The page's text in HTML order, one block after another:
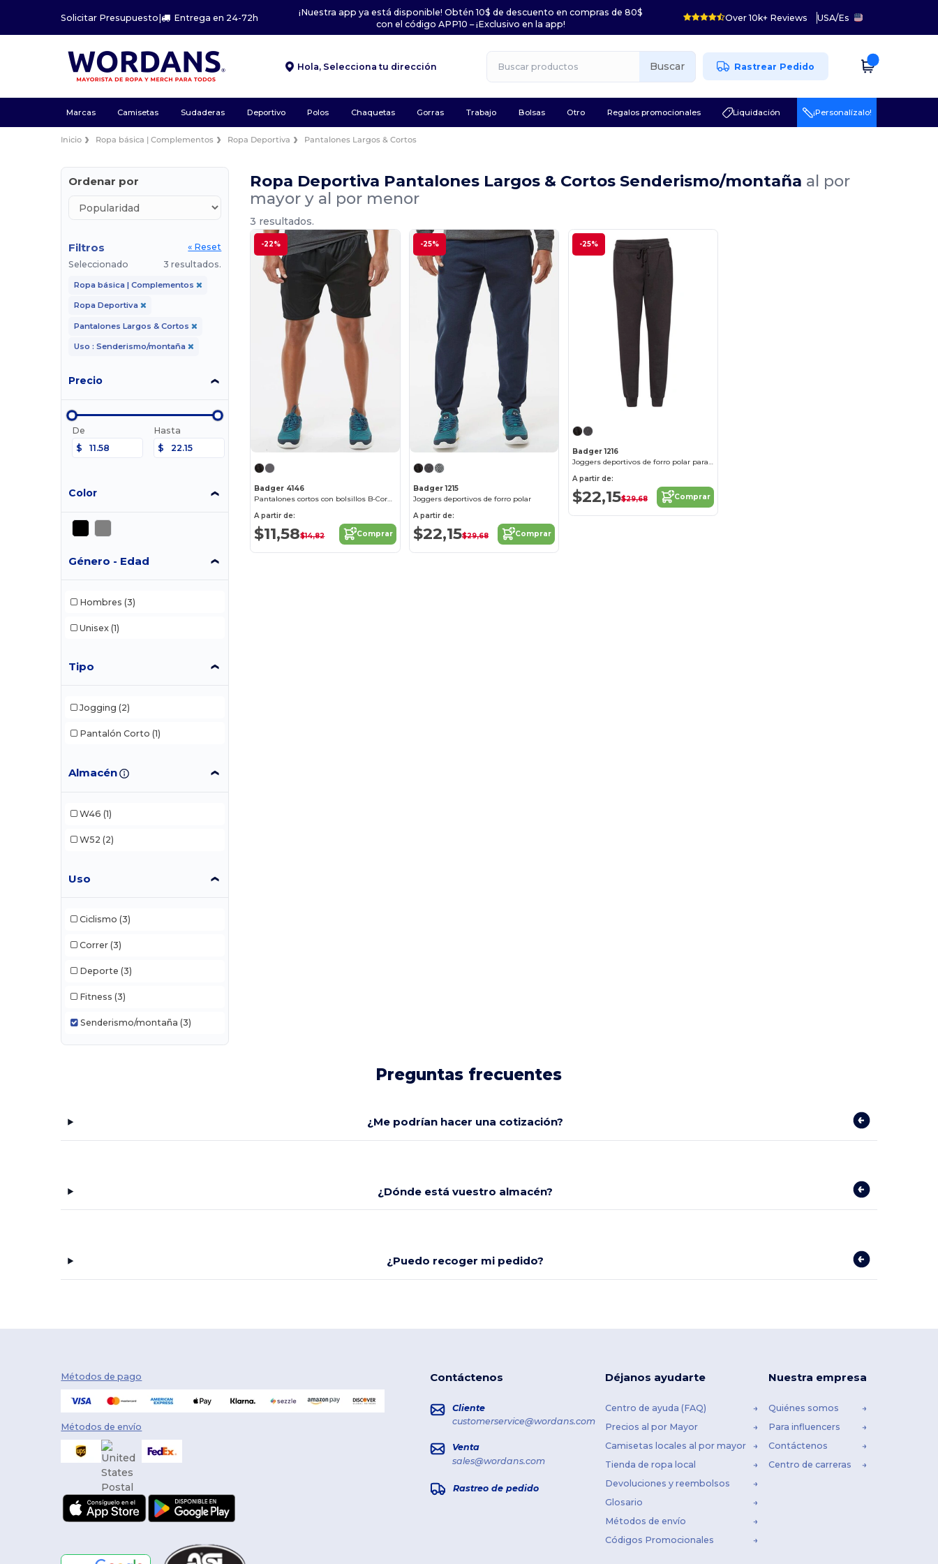
Solicitar Presupuesto| Entrega en 24-72h
¡Nuestra app ya está disponible! Obtén 10$ de descuento en compras de 80$
con el código APP10 – ¡Exclusivo en la app!
Over 10k+ Reviews USA/Es
Hola, Selecciona tu dirección Buscar Rastrear Pedido
Marcas Camisetas Sudaderas Deportivo Polos Chaquetas Gorras Trabajo Bolsas Otro Regalos promocionales Liquidación ¡Personalízalo!
Inicio Ropa básica | Complementos Ropa Deportiva Pantalones Largos & Cortos
Ordenar por
Filtros
« Reset
Seleccionado
3 resultados.
Ropa básica | Complementos
Ropa Deportiva
Pantalones Largos & Cortos
Uso : Senderismo/montaña
Precio
De
$
Hasta
$
Color
Género - Edad
Hombres (3)
Unisex (1)
Tipo
Jogging (2)
Pantalón Corto (1)
Almacén
W46 (1)
W52 (2)
Uso
Ciclismo (3)
Correr (3)
Deporte (3)
Fitness (3)
Senderismo/montaña (3)
Ropa Deportiva Pantalones Largos & Cortos Senderismo/montaña al por
mayor y al por menor
3 resultados.
-22%
Badger 4146
Pantalones cortos con bolsillos B-Core 5
A partir de:
$11,58$14,82 Comprar
-25%
Badger 1215
Joggers deportivos de forro polar
A partir de:
$22,15$29,68 Comprar
-25%
Badger 1216
Joggers deportivos de forro polar para mujer
A partir de:
$22,15$29,68 Comprar
Preguntas frecuentes
¿Me podrían hacer una cotización?
¿Dónde está vuestro almacén?
¿Puedo recoger mi pedido?
Métodos de pago
Métodos de envío
Contáctenos
Cliente
customerservice@wordans.com
Venta
sales@wordans.com
Rastreo de pedido
Déjanos ayudarte
Centro de ayuda (FAQ)
Precios al por Mayor
Camisetas locales al por mayor
Tienda de ropa local
Devoluciones y reembolsos
Glosario
Métodos de envío
Códigos Promocionales
Nuestra empresa
Quiénes somos
Para influencers
Contáctenos
Centro de carreras